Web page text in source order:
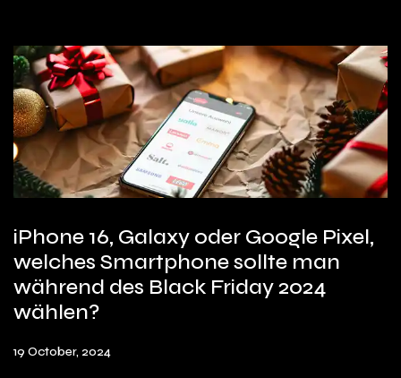
iPhone 16, Galaxy oder Google Pixel,
welches Smartphone sollte man
während des Black Friday 2024
wählen?
19 October, 2024